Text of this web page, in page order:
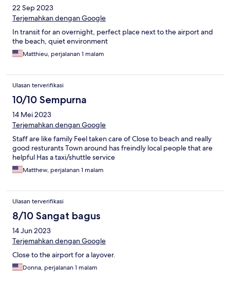
22 Sep 2023
Terjemahkan dengan Google
In transit for an overnight, perfect place next to the airport and
the beach, quiet environment
Matthieu, perjalanan 1 malam
Ulasan terverifikasi
10/10 Sempurna
14 Mei 2023
Terjemahkan dengan Google
Staff are like family Feel taken care of Close to beach and really
good resturants Town around has freindly local people that are
helpful Has a taxi/shuttle service
Matthew, perjalanan 1 malam
Ulasan terverifikasi
8/10 Sangat bagus
14 Jun 2023
Terjemahkan dengan Google
Close to the airport for a layover.
Donna, perjalanan 1 malam